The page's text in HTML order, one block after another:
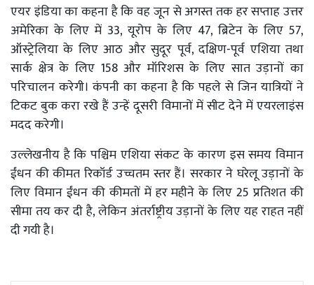
एयर इंडिया का कहना है कि वह जून से अगस्त तक हर सप्ताह उत्तर
अमेरिका के लिए में 33, यूरोप के लिए 47, ब्रिटेन के लिए 57,
ऑस्ट्रेलिया के लिए आठ और सुदूर पूर्व, दक्षिण-पूर्व एशिया तथा
सार्क क्षेत्र के लिए 158 और मॉरिशस के लिए सात उड़ानों का
परिचालन करेगी। कंपनी का कहना है कि पहले से जिन यात्रियों ने
टिकट बुक करा रखे हैं उन्हें दूसरी विमानों में सीट देने में एयरलाइंस
मदद करेगी।
उल्लेखनीय है कि पश्चिम एशिया संकट के कारण इस समय विमान
ईंधन की कीमत रिकॉर्ड उच्चतम स्तर हैं। सरकार ने घरेलू उड़ानों के
लिए विमान ईंधन की कीमतों में हर महीने के लिए 25 प्रतिशत की
सीमा तय कर दी है, लेकिन अंतर्राष्ट्रीय उड़ानों के लिए यह राहत नहीं
दी गयी है।